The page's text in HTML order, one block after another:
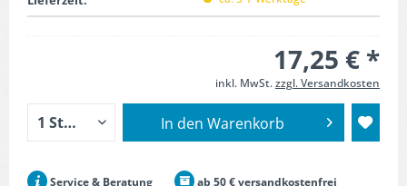
17,25 € *
inkl. MwSt.zzgl. Versandkosten
In den Warenkorb
Service & Beratung
ab 50 € versandkostenfrei